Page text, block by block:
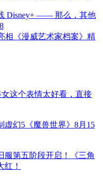
Disney+ —— 那么，其他
相《漫威艺术家档案》精
这个表情太好看，直接
虚幻5《魔兽世界》8月15
服第五阶段开启！《三角
！